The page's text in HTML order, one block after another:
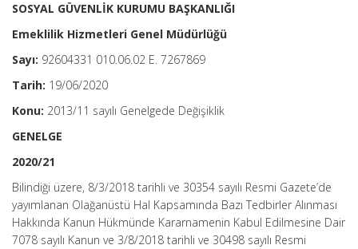
SOSYAL GÜVENLİK KURUMU BAŞKANLIĞI
Emeklilik Hizmetleri Genel Müdürlüğü
Sayı: 92604331 010.06.02 E. 7267869
Tarih: 19/06/2020
Konu: 2013/11 sayılı Genelgede Değişiklik
GENELGE
2020/21
Bilindiği üzere, 8/3/2018 tarihli ve 30354 sayılı Resmi Gazete’de
yayımlanan Olağanüstü Hal Kapsamında Bazı Tedbirler Alınması
Hakkında Kanun Hükmünde Kararnamenin Kabul Edilmesine Dair
7078 sayılı Kanun ve 3/8/2018 tarihli ve 30498 sayılı Resmi